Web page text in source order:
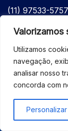
Valorizamos
Utilizamos
navegação,
analisar nosso
concorda com
Personalizar
(11) 97533-5757
(62) 98610-7777
© 2026 -